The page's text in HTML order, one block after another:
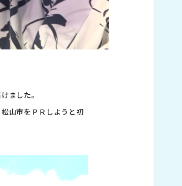
ました。
山市をＰＲしようと初